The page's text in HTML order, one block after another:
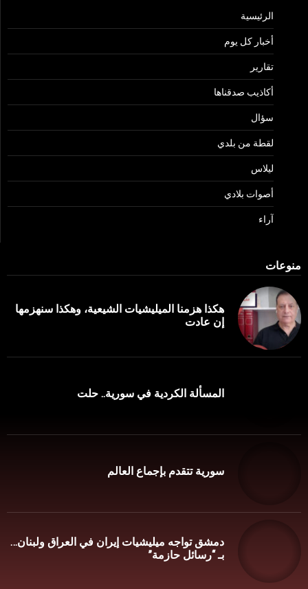
الرئيسية
أخبار كل يوم
تقارير
أكاذيب صدقناها
سؤال
لقطة من بلدي
ليلاس
أصوات بلادي
آراء
منوعات
هكذا هزمنا الميليشيات الشيعية، وهكذا سنهزمها
إن عادت
المسألة الكردية في سورية.. حلت
سورية تتقدم بإجماع العالم
دمشق تواجه ميليشيات إيران في العراق ولبنان…
بـ “رسائل حازمة”